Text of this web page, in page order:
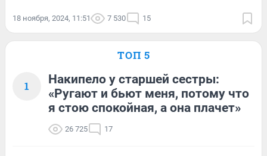
18 ноября, 2024, 11:51 7 530 15
ТОП 5
1
Накипело у старшей сестры:
«Ругают и бьют меня, потому что
я стою спокойная, а она плачет»
26 725 17